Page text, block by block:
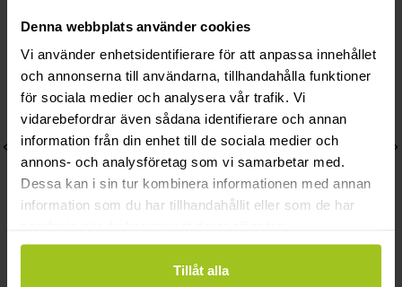
Denna webbplats använder cookies
Vi använder enhetsidentifierare för att anpassa innehållet
och annonserna till användarna, tillhandahålla funktioner
för sociala medier och analysera vår trafik. Vi
vidarebefordrar även sådana identifierare och annan
information från din enhet till de sociala medier och
annons- och analysföretag som vi samarbetar med.
Dessa kan i sin tur kombinera informationen med annan
information som du har tillhandahållit eller som de har
Tillåt allaSif Jakobs Jewellery